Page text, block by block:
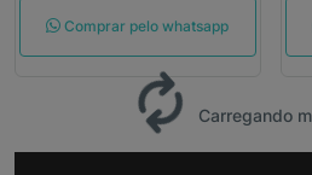
Comprar pelo whatsapp
Carregando